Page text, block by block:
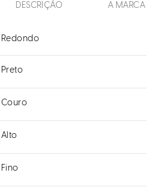
DESCRIÇÃO A MARCA
Redondo
Preto
Couro
Alto
Fino